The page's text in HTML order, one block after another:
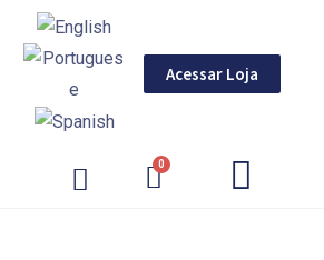
Acessar Loja